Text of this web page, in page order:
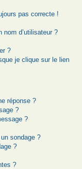
pas correcte !
d’utilisateur ?
?
je clique sur le lien
réponse ?
?
?
sondage ?
?
?